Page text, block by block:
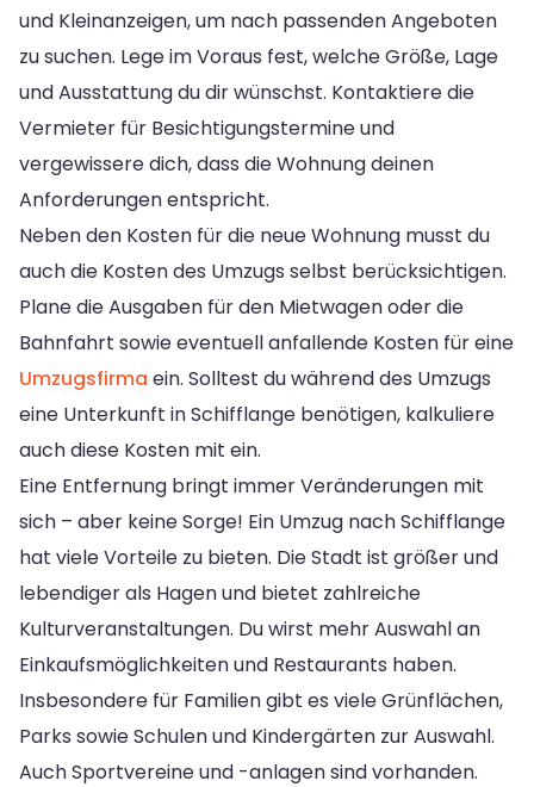
und Kleinanzeigen, um nach passenden Angeboten
zu suchen. Lege im Voraus fest, welche Größe, Lage
und Ausstattung du dir wünschst. Kontaktiere die
Vermieter für Besichtigungstermine und
vergewissere dich, dass die Wohnung deinen
Anforderungen entspricht.
Neben den Kosten für die neue Wohnung musst du
auch die Kosten des Umzugs selbst berücksichtigen.
Plane die Ausgaben für den Mietwagen oder die
Bahnfahrt sowie eventuell anfallende Kosten für eine
Umzugsfirma ein. Solltest du während des Umzugs
eine Unterkunft in Schifflange benötigen, kalkuliere
auch diese Kosten mit ein.
Eine Entfernung bringt immer Veränderungen mit
sich – aber keine Sorge! Ein Umzug nach Schifflange
hat viele Vorteile zu bieten. Die Stadt ist größer und
lebendiger als Hagen und bietet zahlreiche
Kulturveranstaltungen. Du wirst mehr Auswahl an
Einkaufsmöglichkeiten und Restaurants haben.
Insbesondere für Familien gibt es viele Grünflächen,
Parks sowie Schulen und Kindergärten zur Auswahl.
Auch Sportvereine und -anlagen sind vorhanden.